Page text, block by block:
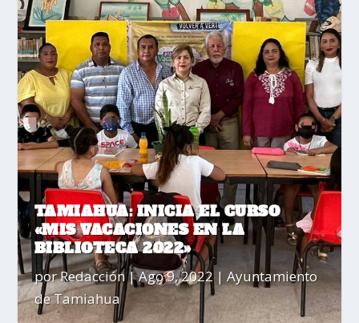
TAMIAHUA: INICIA EL CURSO
«MIS VACACIONES EN LA
BIBLIOTECA 2022»
porRedacción|Ago 9, 2022 | Ayuntamiento
de Tamiahua